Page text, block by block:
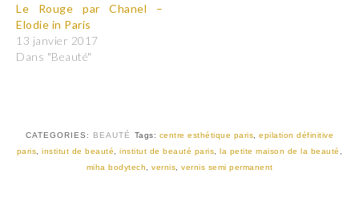
e
r
s
u
r
r
(
o
g
e
r
s
r
o
k
(
Le Rouge par Chanel –
Elodie in Paris
13 janvier 2017
Dans "Beauté"
CATEGORIES: BEAUTÉ Tags: centre esthétique paris ,epilation définitive
paris ,institut de beauté ,institut de beauté paris ,la petite maison de la beauté
miha bodytech
vernis vernis semi permanent